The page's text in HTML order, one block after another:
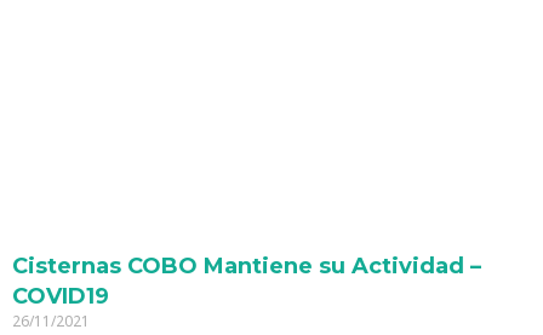
Cisternas COBO Mantiene su Actividad –
COVID19
26/11/2021